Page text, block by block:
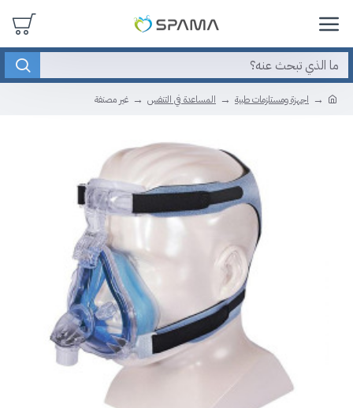
اجهزة ومستلزمات طبية المساعدة في التنفس غير مصنفة